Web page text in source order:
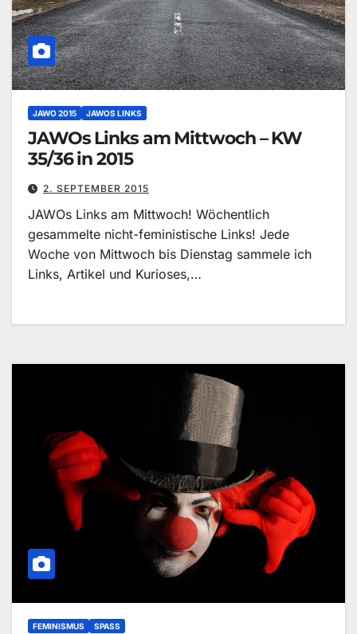
JAWO 2015 JAWOS LINKS
JAWOs Links am Mittwoch – KW
35/36 in 2015
2. SEPTEMBER 2015
JAWOs Links am Mittwoch! Wöchentlich
gesammelte nicht-feministische Links! Jede
Woche von Mittwoch bis Dienstag sammele ich
Links, Artikel und Kurioses,…
FEMINISMUS SPASS